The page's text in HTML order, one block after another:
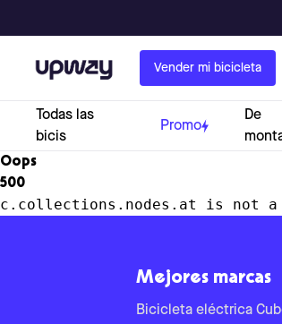
Upway Vender mi bicicleta
Todas las
bicis
Promo
De
Oops
500
c.collections.nodes.at is not a
Mejores marcas
Bicicleta eléctrica